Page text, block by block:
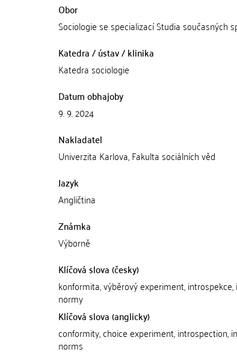
Obor
Sociologie se specializací Studia současných
Katedra / ústav / klinika
Katedra sociologie
Datum obhajoby
9. 9. 2024
Nakladatel
Univerzita Karlova, Fakulta sociálních věd
Jazyk
Angličtina
Známka
Výborně
Klíčová slova (česky)
konformita, výběrový experiment,
normy
Klíčová slova (anglicky)
conformity, choice experiment, introspection,
norms